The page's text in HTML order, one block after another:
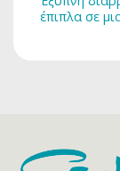
έπιπλα σε